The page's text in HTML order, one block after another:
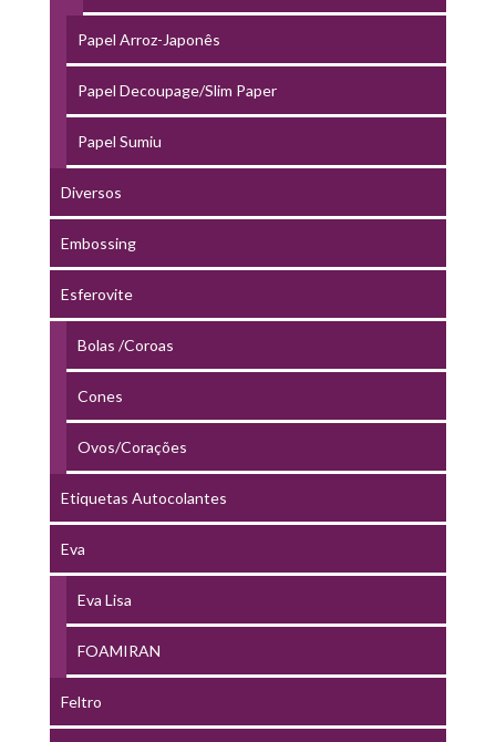
Papel Arroz-Japonês
Papel Decoupage/Slim Paper
Papel Sumiu
Diversos
Embossing
Esferovite
Bolas /Coroas
Cones
Ovos/Corações
Etiquetas Autocolantes
Eva
Eva Lisa
FOAMIRAN
Feltro